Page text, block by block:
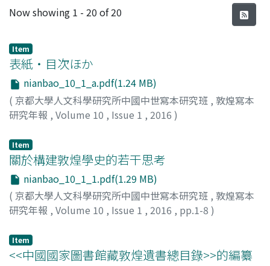
Recent Submissions
Now showing 1 - 20 of 20
Item
表紙・目次ほか
nianbao_10_1_a.pdf(1.24 MB)
( 京都大學人文科學研究所中國中世寫本研究班 , 敦煌寫本
研究年報 , Volume 10 , Issue 1 , 2016 )
Item
關於構建敦煌學史的若干思考
nianbao_10_1_1.pdf(1.29 MB)
( 京都大學人文科學研究所中國中世寫本研究班 , 敦煌寫本
研究年報 , Volume 10 , Issue 1 , 2016 , pp.1-8 )
Item
<<中國國家圖書館藏敦煌遺書總目錄>>的編纂